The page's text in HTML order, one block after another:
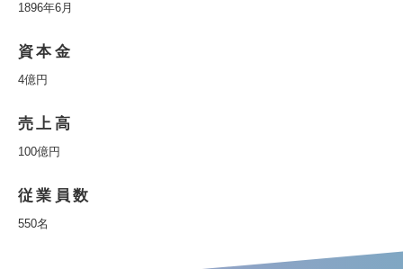
1896年6月
資本金
4億円
売上高
100億円
従業員数
550名